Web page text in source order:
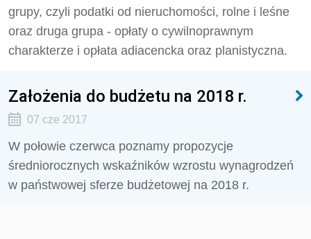
grupy, czyli podatki od nieruchomości, rolne i leśne
oraz druga grupa - opłaty o cywilnoprawnym
charakterze i opłata adiacencka oraz planistyczna.
Założenia do budżetu na 2018 r.
07 cze 2017
W połowie czerwca poznamy propozycje
średniorocznych wskaźników wzrostu wynagrodzeń
w państwowej sferze budżetowej na 2018 r.